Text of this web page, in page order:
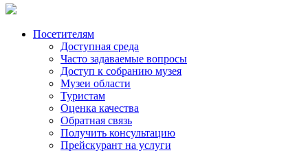
Посетителям
Доступная среда
Часто задаваемые вопросы
Доступ к собранию музея
Музеи области
Туристам
Оценка качества
Обратная связь
Получить консультацию
Прейскурант на услуги